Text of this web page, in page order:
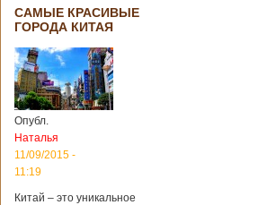
САМЫЕ КРАСИВЫЕ
ГОРОДА КИТАЯ
Опубл.
Наталья
11/09/2015 -
11:19
Китай – это уникальное